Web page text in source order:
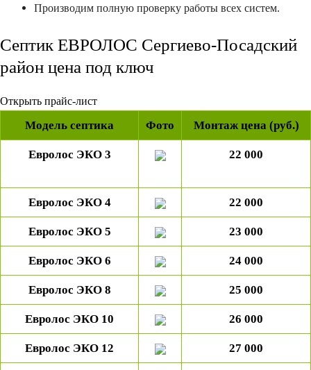
Производим полную проверку работы всех систем.
Септик ЕВРОЛОС Сергиево-Посадский
район цена под ключ​
Открыть прайс-лист
Модель септика Фото Монтаж цена (руб.)
Евролос ЭКО 3 22 000
Евролос ЭКО 4 22 000
Евролос ЭКО 5 23 000
Евролос ЭКО 6 24 000
Евролос ЭКО 8 25 000
Евролос ЭКО 10 26 000
Евролос ЭКО 12 27 000